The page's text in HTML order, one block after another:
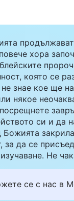
хора
която се
знае кое ще
някое
си и да
Божията
за да се
Не
се с нас в